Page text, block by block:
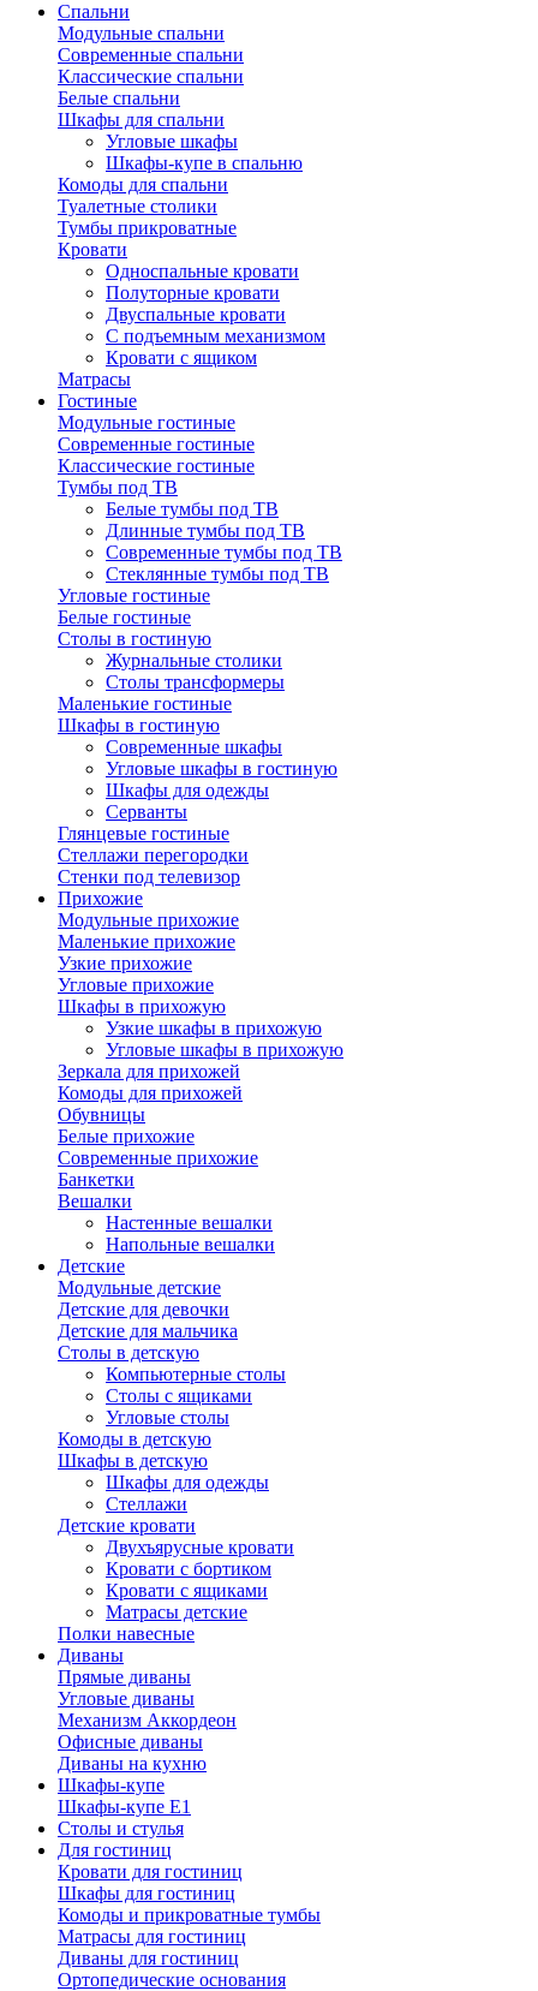
Спальни
Модульные спальни
Современные спальни
Классические спальни
Белые спальни
Шкафы для спальни
Угловые шкафы
Шкафы-купе в спальню
Комоды для спальни
Туалетные столики
Тумбы прикроватные
Кровати
Односпальные кровати
Полуторные кровати
Двуспальные кровати
С подъемным механизмом
Кровати с ящиком
Матрасы
Гостиные
Модульные гостиные
Современные гостиные
Классические гостиные
Тумбы под ТВ
Белые тумбы под ТВ
Длинные тумбы под ТВ
Современные тумбы под ТВ
Стеклянные тумбы под ТВ
Угловые гостиные
Белые гостиные
Столы в гостиную
Журнальные столики
Столы трансформеры
Маленькие гостиные
Шкафы в гостиную
Современные шкафы
Угловые шкафы в гостиную
Шкафы для одежды
Серванты
Глянцевые гостиные
Стеллажи перегородки
Стенки под телевизор
Прихожие
Модульные прихожие
Маленькие прихожие
Узкие прихожие
Угловые прихожие
Шкафы в прихожую
Узкие шкафы в прихожую
Угловые шкафы в прихожую
Зеркала для прихожей
Комоды для прихожей
Обувницы
Белые прихожие
Современные прихожие
Банкетки
Вешалки
Настенные вешалки
Напольные вешалки
Детские
Модульные детские
Детские для девочки
Детские для мальчика
Столы в детскую
Компьютерные столы
Столы с ящиками
Угловые столы
Комоды в детскую
Шкафы в детскую
Шкафы для одежды
Стеллажи
Детские кровати
Двухъярусные кровати
Кровати с бортиком
Кровати с ящиками
Матрасы детские
Полки навесные
Диваны
Прямые диваны
Угловые диваны
Механизм Аккордеон
Офисные диваны
Диваны на кухню
Шкафы-купе
Шкафы-купе Е1
Столы и стулья
Для гостиниц
Кровати для гостиниц
Шкафы для гостиниц
Комоды и прикроватные тумбы
Матрасы для гостиниц
Диваны для гостиниц
Ортопедические основания